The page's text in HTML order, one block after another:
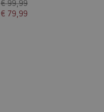
€ 99,99
€ 79,99